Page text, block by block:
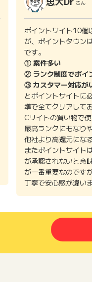
さん
ポイントサイト10個
が、ポイントタウン
です。
① 案件多い
② ランク制度でポイ
③ カスタマー対応が
とポイントサイトに
準で全てクリアして
Cサイトの買い物で使
最高ランクにもなり
他社より高還元にな
またポイントサイト
が承認されないと意
が一番重要なのです
丁寧で安心感が違い